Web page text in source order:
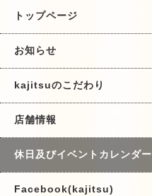
トップページ
お知らせ
kajitsuのこだわり
店舗情報
休日及びイベントカレンダー
Facebook(kajitsu)